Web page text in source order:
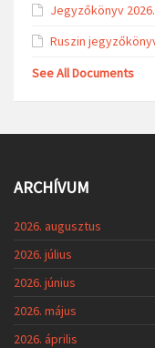
Jegyzőkönyv
Ruszin
See All Documents
ARCHÍVUM
2026. augusztus
2026. július
2026. június
2026. május
2026. április